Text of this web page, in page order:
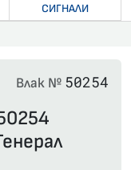
СИГНАЛИ
Влак № 50254